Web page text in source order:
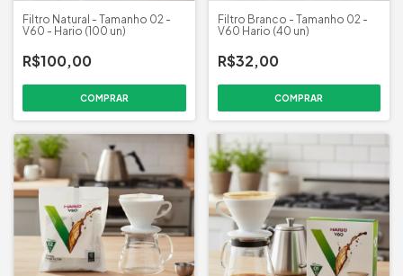
Filtro Natural - Tamanho 02 -
V60 - Hario (100 un)
R$100,00
Filtro Branco - Tamanho 02 -
V60 Hario (40 un)
R$32,00